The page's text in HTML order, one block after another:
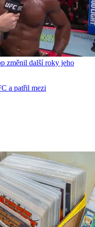
změnil další roky jeho
a patřil mezi